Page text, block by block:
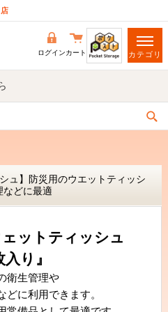
ログインカート カテゴリ
ュ】防災用のウエットティッシ
などに最適
ェットティッシュ
り』
衛生管理や
どに利用できます。